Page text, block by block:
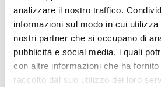
analizzare il nostro traffico.
informazioni sul modo in cui
nostri partner che si occupano di
pubblicità e social media, i quali
con altre informazioni che ha
raccolto dal suo utilizzo dei loro